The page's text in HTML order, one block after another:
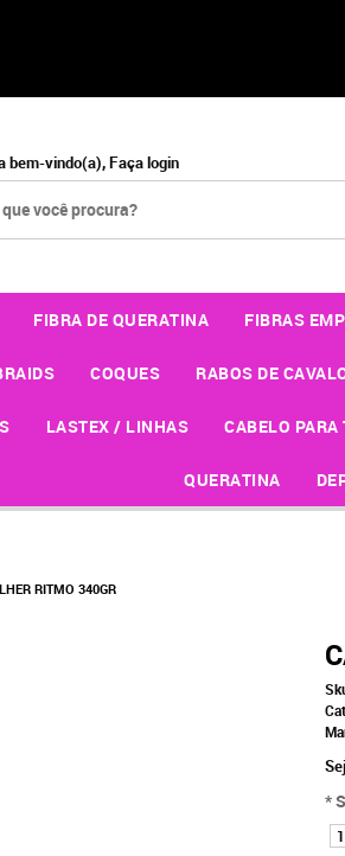
bem-vindo(a),Faça login
FIBRA DE QUERATINA FIBRAS
COQUES RABOS DE
LASTEX / LINHAS CABELO PARA
QUERATINA
RITMO 340GR
*
1